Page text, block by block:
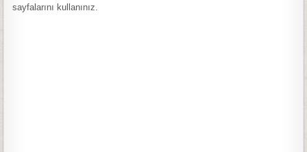
sayfalarını kullanınız.